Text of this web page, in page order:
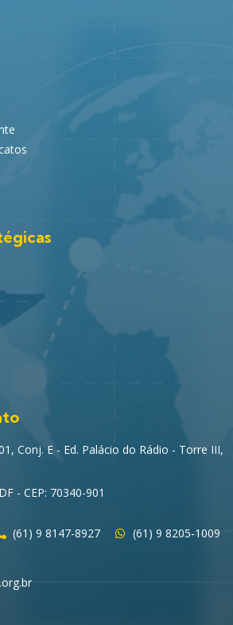
Conj. E - Ed. Palácio do Rádio - Torre III,
- CEP: 70340-901
(61) 9 8147-8927 (61) 9 8205-1009